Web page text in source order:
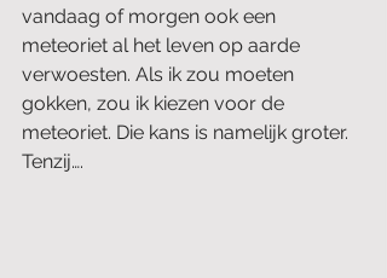
vandaag of morgen ook een
meteoriet al het leven op aarde
verwoesten. Als ik zou moeten
gokken, zou ik kiezen voor de
meteoriet. Die kans is namelijk groter.
Tenzij….